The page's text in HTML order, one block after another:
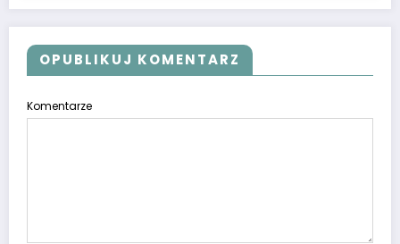
OPUBLIKUJ KOMENTARZ
Komentarze